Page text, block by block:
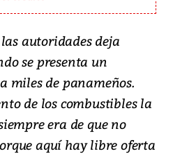
autoridades deja
se presenta un
miles de panameños.
de los combustibles la
era de que no
aquí hay libre oferta